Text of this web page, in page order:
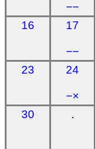
−−
16
17
−−
23
24
−×
30
.